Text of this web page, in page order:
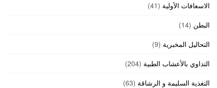
الاسعافات الأولية (41)
البطن (14)
التحاليل المخبرية (9)
التداوي بالأعشاب الطبية (204)
التغذية السليمة و الرشاقة (63)